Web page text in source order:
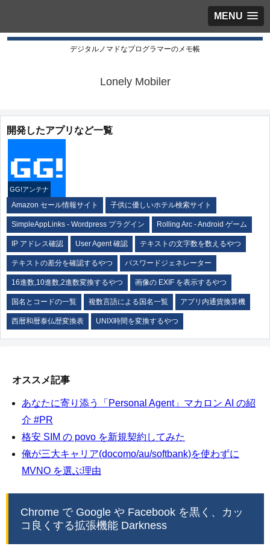
MENU
デジタルノマドなプログラマーのメモ帳
Lonely Mobiler
開発したアプリなど一覧
GG!アンテナ
Amazon セール情報サイト 子供に優しいホテル検索サイト
SimpleAppLinks - Wordpress プラグイン Rolling Arc - Android ゲーム
IP アドレス確認 User Agent 確認 テキストの文字数を数えるやつ
テキストの差分を確認するやつ パスワードジェネレーター
16進数,10進数,2進数変換するやつ 画像の EXIF を表示するやつ
国名とコードの一覧 複数言語による国名一覧 アプリ内通貨換算機
西暦和暦泰仏歴変換表 UNIX時間を変換するやつ
オススメ記事
あなたに寄り添う「Personal Agent」マカロン AI の紹
介 #PR
格安 SIM の povo を新規契約してみた
俺が三大キャリア(docomo/au/softbank)を使わずに
MVNO を選ぶ理由
Chrome で Google や Facebook を黒く、カッ
コ良くする拡張機能 Darkness